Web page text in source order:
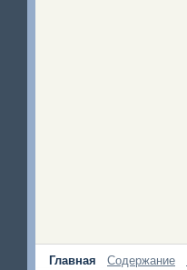
Главная Содержание